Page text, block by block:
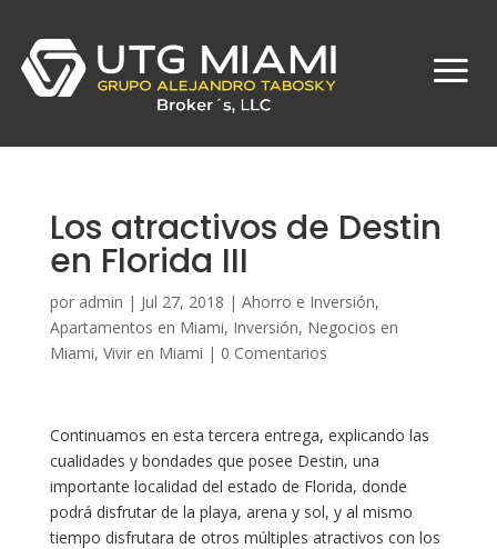
Los atractivos de Destin
en Florida III
por admin | Jul 27, 2018 | Ahorro e Inversión,
Apartamentos en Miami, Inversión, Negocios en
Miami, Vivir en Miami | 0 Comentarios
Continuamos en esta tercera entrega, explicando las
cualidades y bondades que posee Destin, una
importante localidad del estado de Florida, donde
podrá disfrutar de la playa, arena y sol, y al mismo
tiempo disfrutara de otros múltiples atractivos con los